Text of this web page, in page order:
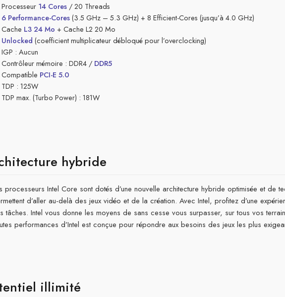
Processeur 14 Cores / 20 Threads
6 Performance-Cores(3.5 GHz – 5.3 GHz) + 8 Efficient-Cores (jusqu’à 4.0 GHz)
Cache L3 24 Mo + Cache L2 20 Mo
Unlocked (coefficient multiplicateur débloqué pour l’overclocking)
IGP : Aucun
Contrôleur mémoire : DDR4 / DDR5
Compatible PCI-E 5.0
TDP : 125W
TDP max. (Turbo Power) : 181W
hybride
processeurs Intel Core sont dotés d’une nouvelle architecture hybride optimisée et de
d’aller au-delà des jeux vidéo et de la création. Avec Intel, profitez d’une
tâches. Intel vous donne les moyens de sans cesse vous surpasser, sur tous vos
performances d’Intel est conçue pour répondre aux besoins des jeux les plus
illimité